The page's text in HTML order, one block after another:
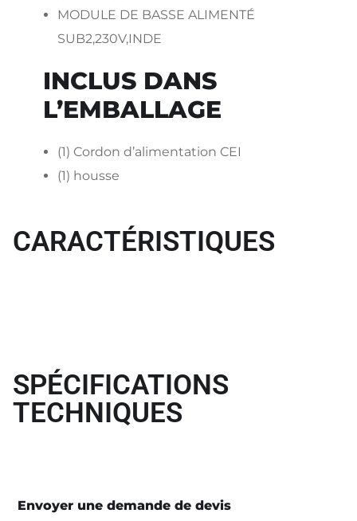
MODULE DE BASSE ALIMENTÉ
SUB2,230V,INDE
INCLUS DANS
L’EMBALLAGE
(1) Cordon d’alimentation CEI
(1) housse
CARACTÉRISTIQUES
SPÉCIFICATIONS
TECHNIQUES
Envoyer une demande de devis